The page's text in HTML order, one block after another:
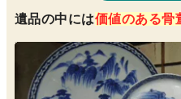
遺品の中には価値のある骨